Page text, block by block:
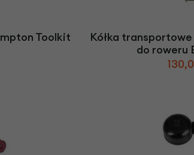
Przerzutki rowerowe
owery transportowe - akcesoria
Toolkit
Kółka
do roweru